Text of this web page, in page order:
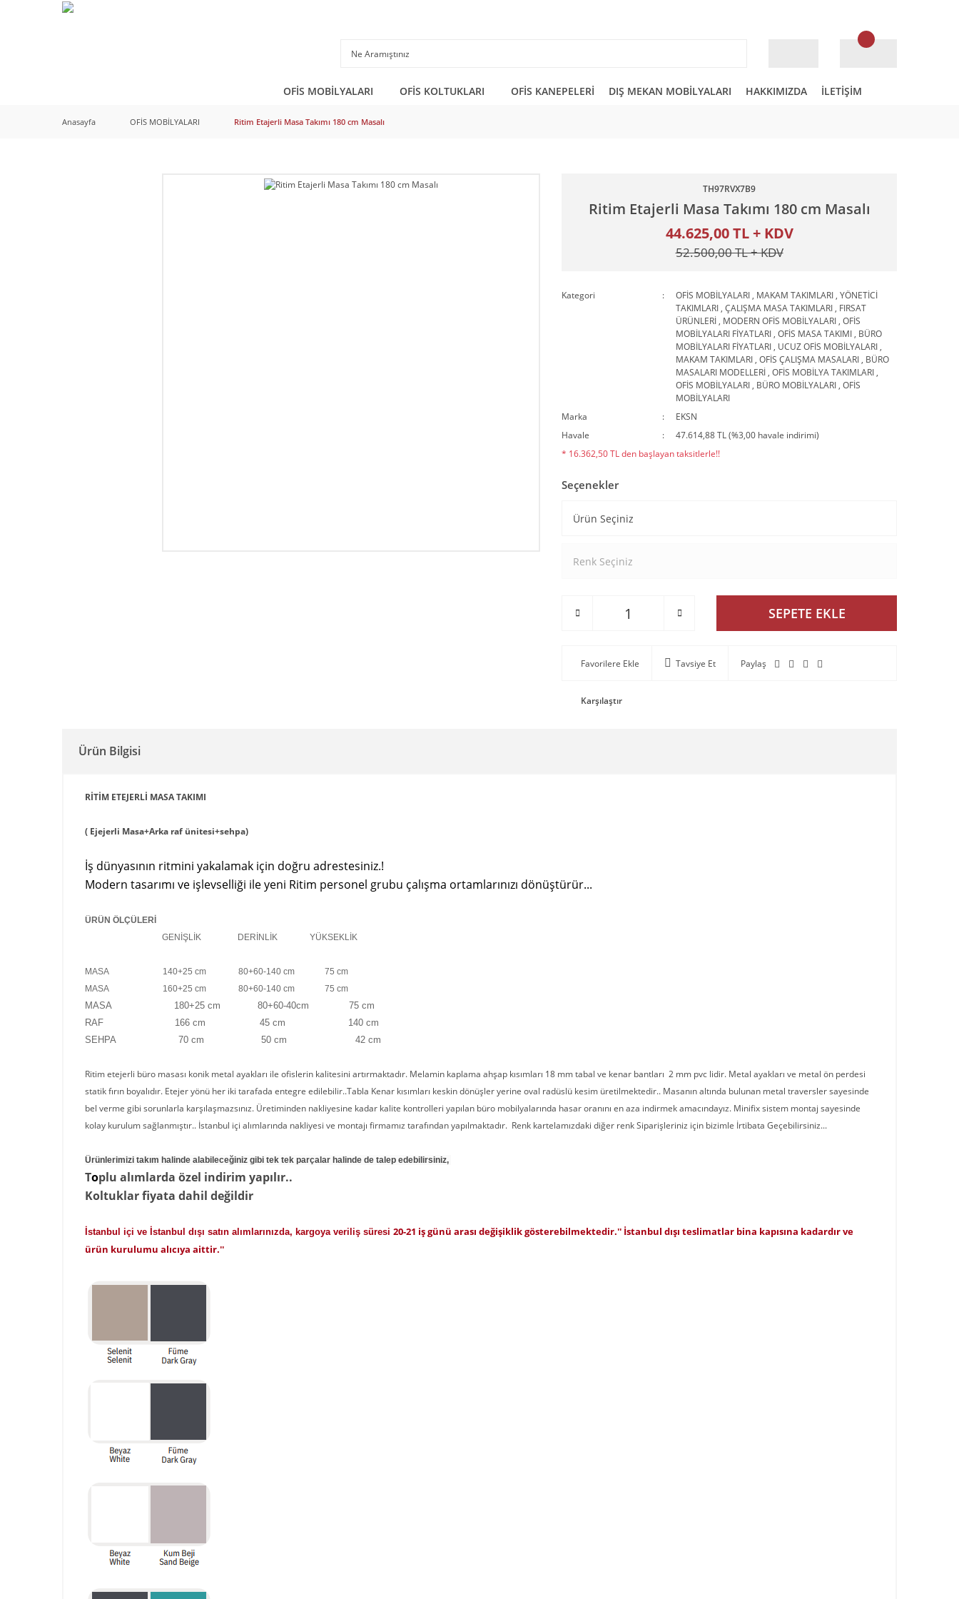
OFİS MOBİLYALARI OFİS KOLTUKLARI OFİS KANEPELERİ DIŞ MEKAN MOBİLYALARI HAKKIMIZDA İLETİŞİM
Anasayfa OFİS MOBİLYALARI Ritim Etajerli Masa Takımı 180 cm Masalı
TH97RVX7B9
Ritim Etajerli Masa Takımı 180 cm Masalı
44.625,00 TL + KDV
52.500,00 TL + KDV
Kategori OFİS MOBİLYALARI , MAKAM TAKIMLARI , YÖNETİCİ
TAKIMLARI , ÇALIŞMA MASA TAKIMLARI , FIRSAT
ÜRÜNLERİ , MODERN OFİS MOBİLYALARI , OFİS
MOBİLYALARI FİYATLARI , OFİS MASA TAKIMI , BÜRO
MOBİLYALARI FİYATLARI , UCUZ OFİS MOBİLYALARI ,
MAKAM TAKIMLARI , OFİS ÇALIŞMA MASALARI , BÜRO
MASALARI MODELLERİ , OFİS MOBİLYA TAKIMLARI ,
OFİS MOBİLYALARI , BÜRO MOBİLYALARI , OFİS
MOBİLYALARI
Marka
EKSN
Havale
47.614,88 TL (%3,00 havale indirimi)
* 16.362,50 TL den başlayan taksitlerle!!
Seçenekler
SEPETE EKLE
Tavsiye Et Paylaş
Karşılaştır
Ürün Bilgisi
RİTİM ETEJERLİ MASA TAKIMI
( Ejejerli Masa+Arka raf ünitesi+sehpa)
İş dünyasının ritmini yakalamak için doğru adrestesiniz.!
Modern tasarımı ve işlevselliği ile yeni Ritim personel grubu çalışma ortamlarınızı dönüştürür...
ÜRÜN ÖLÇÜLERİ
GENİŞLİK DERİNLİK YÜKSEKLİK
MASA 140+25 cm 80+60-140 cm 75 cm
MASA 160+25 cm 80+60-140 cm 75 cm
MASA 180+25 cm 80+60-40cm 75 cm
RAF 166 cm 45 cm 140 cm
SEHPA 70 cm 50 cm 42 cm
Ritim etejerli büro masası konik metal ayakları ile ofislerin kalitesini artırmaktadır. Melamin kaplama ahşap kısımları 18 mm tabal ve kenar bantları 2 mm pvc lidir. Metal ayakları ve metal ön perdesi
statik fırın boyalıdır. Etejer yönü her iki tarafada entegre edilebilir..Tabla Kenar kısımları keskin dönüşler yerine oval radüslü kesim üretilmektedir.. Masanın altında bulunan metal traversler sayesinde
bel verme gibi sorunlarla karşılaşmazsınız. Üretiminden nakliyesine kadar kalite kontrolleri yapılan büro mobilyalarında hasar oranını en aza indirmek amacındayız. Minifix sistem montaj sayesinde
kolay kurulum sağlanmıştır.. İstanbul içi alımlarında nakliyesi ve montajı firmamız tarafından yapılmaktadır. Renk kartelamızdaki diğer renk Siparişleriniz için bizimle İrtibata Geçebilirsiniz...
Ürünlerimizi takım halinde alabileceğiniz gibi tek tek parçalar halinde de talep edebilirsiniz,
Toplu alımlarda özel indirim yapılır..
Koltuklar fiyata dahil değildir
İstanbul içi ve İstanbul dışı satın alımlarınızda, kargoya veriliş süresi 20-21 iş günü arası değişiklik gösterebilmektedir.'' İstanbul dışı teslimatlar bina kapısına kadardır ve
ürün kurulumu alıcıya aittir.''